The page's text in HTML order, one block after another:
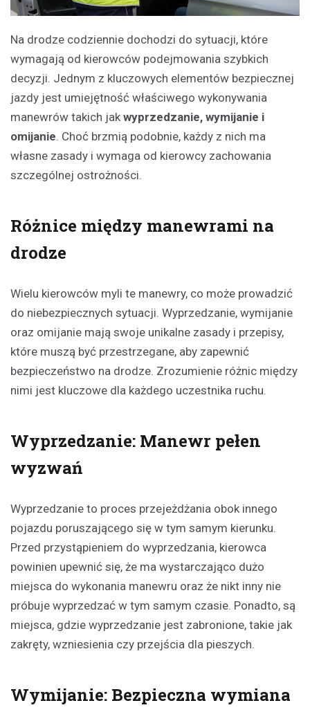
Na drodze codziennie dochodzi do sytuacji, które
wymagają od kierowców podejmowania szybkich
decyzji. Jednym z kluczowych elementów bezpiecznej
jazdy jest umiejętność właściwego wykonywania
manewrów takich jak wyprzedzanie, wymijanie i
omijanie. Choć brzmią podobnie, każdy z nich ma
własne zasady i wymaga od kierowcy zachowania
szczególnej ostrożności.
Różnice między manewrami na
drodze
Wielu kierowców myli te manewry, co może prowadzić
do niebezpiecznych sytuacji. Wyprzedzanie, wymijanie
oraz omijanie mają swoje unikalne zasady i przepisy,
które muszą być przestrzegane, aby zapewnić
bezpieczeństwo na drodze. Zrozumienie różnic między
nimi jest kluczowe dla każdego uczestnika ruchu.
Wyprzedzanie: Manewr pełen
wyzwań
Wyprzedzanie to proces przejeżdżania obok innego
pojazdu poruszającego się w tym samym kierunku.
Przed przystąpieniem do wyprzedzania, kierowca
powinien upewnić się, że ma wystarczająco dużo
miejsca do wykonania manewru oraz że nikt inny nie
próbuje wyprzedzać w tym samym czasie. Ponadto, są
miejsca, gdzie wyprzedzanie jest zabronione, takie jak
zakręty, wzniesienia czy przejścia dla pieszych.
Wymijanie: Bezpieczna wymiana